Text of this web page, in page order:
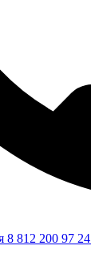
8 812 200 97 24